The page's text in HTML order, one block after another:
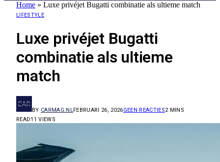
Home » Luxe privéjet Bugatti combinatie als ultieme match
LIFESTYLE
Luxe privéjet Bugatti
combinatie als ultieme
match
BY CARMAG.NLFEBRUARI 26, 2026GEEN REACTIES2 MINS
READ11VIEWS